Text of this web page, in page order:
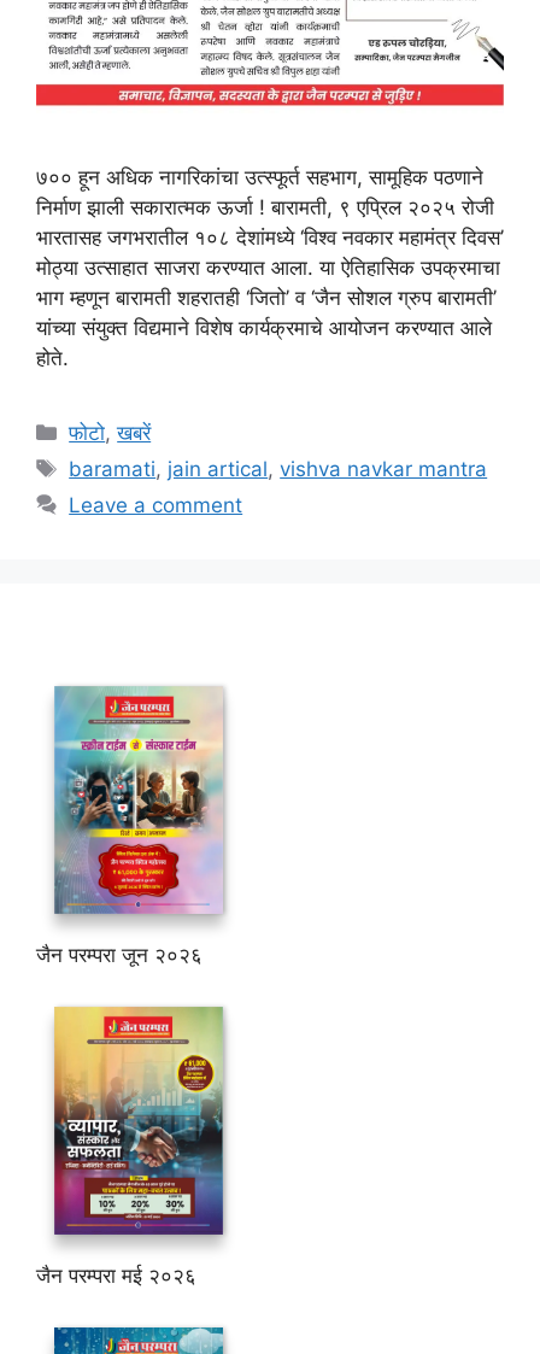
७०० हून अधिक नागरिकांचा उत्स्फूर्त सहभाग, सामूहिक पठणाने
निर्माण झाली सकारात्मक ऊर्जा ! बारामती, ९ एप्रिल २०२५ रोजी
भारतासह जगभरातील १०८ देशांमध्ये ‘विश्व नवकार महामंत्र दिवस’
मोठ्या उत्साहात साजरा करण्यात आला. या ऐतिहासिक उपक्रमाचा
भाग म्हणून बारामती शहरातही ‘जितो’ व ‘जैन सोशल ग्रुप बारामती’
यांच्या संयुक्त विद्यमाने विशेष कार्यक्रमाचे आयोजन करण्यात आले
होते.
Categories
फोटो,खबरें
Tags
baramati, jain artical,vishva navkar mantra
Leave a comment
जैन परम्परा जून २०२६
जैन परम्परा मई २०२६